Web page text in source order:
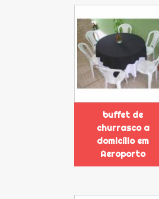
buffet de
churrasco a
domicílio em
Aeroporto